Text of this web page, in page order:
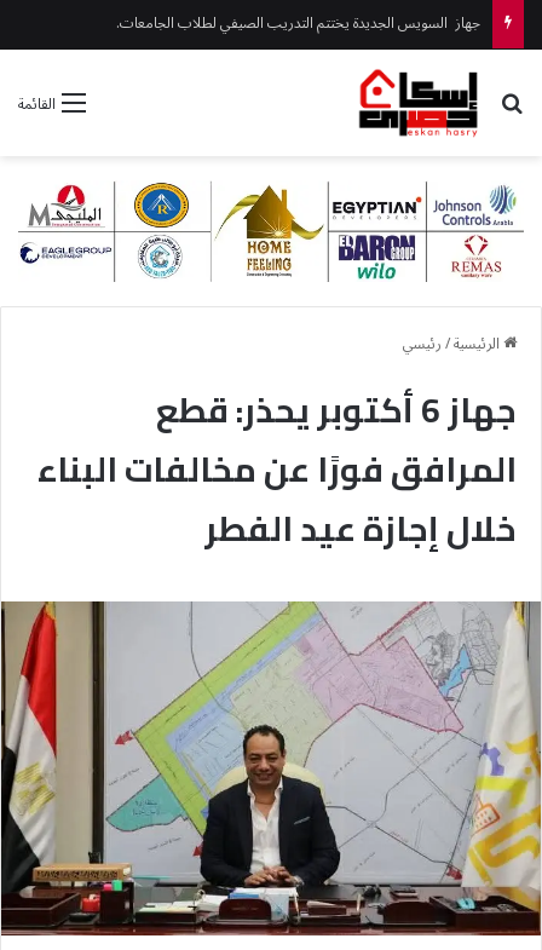
القائمة بحث عن
الرئيسية/رئيسي
جهاز 6 أكتوبر يحذر: قطع
المرافق فورًا عن مخالفات البناء
خلال إجازة عيد الفطر